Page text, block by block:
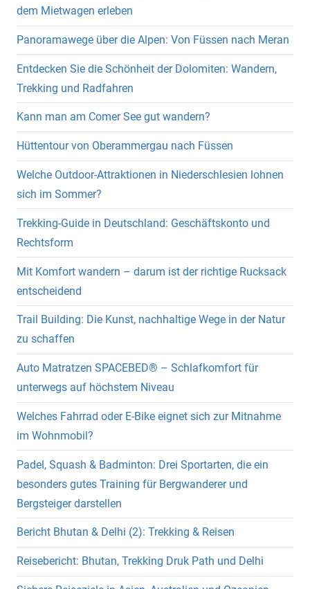
dem Mietwagen erleben
Panoramawege über die Alpen: Von Füssen nach Meran
Entdecken Sie die Schönheit der Dolomiten: Wandern,
Trekking und Radfahren
Kann man am Comer See gut wandern?
Hüttentour von Oberammergau nach Füssen
Welche Outdoor-Attraktionen in Niederschlesien lohnen
sich im Sommer?
Trekking-Guide in Deutschland: Geschäftskonto und
Rechtsform
Mit Komfort wandern – darum ist der richtige Rucksack
entscheidend
Trail Building: Die Kunst, nachhaltige Wege in der Natur
zu schaffen
Auto Matratzen SPACEBED® – Schlafkomfort für
unterwegs auf höchstem Niveau
Welches Fahrrad oder E-Bike eignet sich zur Mitnahme
im Wohnmobil?
Padel, Squash & Badminton: Drei Sportarten, die ein
besonders gutes Training für Bergwanderer und
Bergsteiger darstellen
Bericht Bhutan & Delhi (2): Trekking & Reisen
Reisebericht: Bhutan, Trekking Druk Path und Delhi